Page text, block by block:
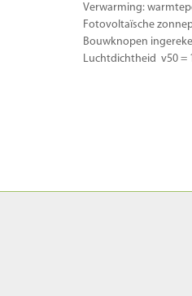
Verwarming:
Fotovoltaïsche
Bouwknopen
Luchtdichtheid v50 =